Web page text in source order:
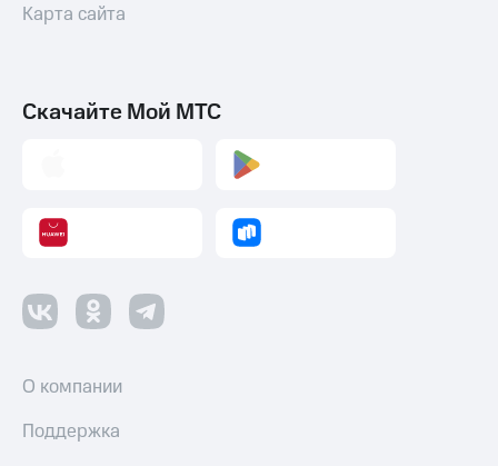
Карта сайта
Скачайте Мой МТС
О компании
Поддержка